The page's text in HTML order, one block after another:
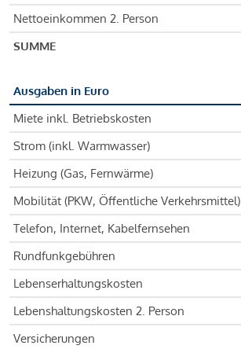
Nettoeinkommen 2. Person
SUMME
Ausgaben in Euro
Miete inkl. Betriebskosten
Strom (inkl. Warmwasser)
Heizung (Gas, Fernwärme)
Mobilität (PKW, Öffentliche Verkehrsmittel)
Telefon, Internet, Kabelfernsehen
Rundfunkgebühren
Lebenserhaltungskosten
Lebenshaltungskosten 2. Person
Versicherungen